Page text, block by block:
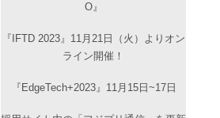
O』
『IFTD 2023』11月21日（火）よりオン
ライン開催！
『EdgeTech+2023』11月15日~17日